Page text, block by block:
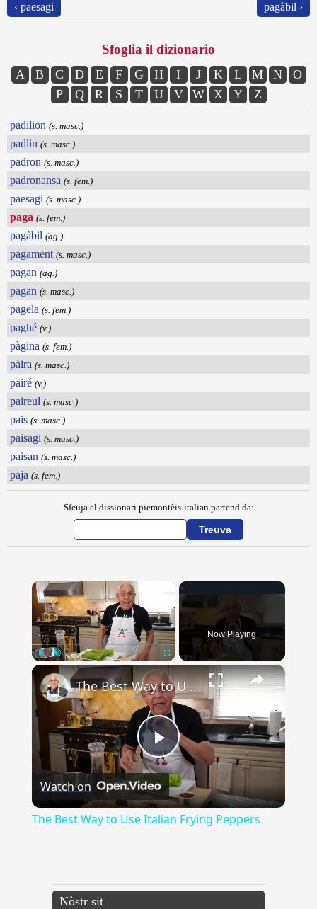
‹ paesagi pagàbil ›
Sfoglia il dizionario
A B C D E F G H I J K L M N
O
P
Q R S T U V W X Y Z
padilion (s. masc.)
padlin (s. masc.)
padron (s. masc.)
padronansa (s. fem.)
paesagi (s. masc.)
paga (s. fem.)
pagàbil (ag.)
pagament (s. masc.)
pagan (ag.)
pagan (s. masc.)
pagela (s. fem.)
paghé (v.)
pàgina (s. fem.)
pàira (s. masc.)
pairé (v.)
paireul (s. masc.)
pais (s. masc.)
paisagi (s. masc.)
paisan (s. masc.)
paja (s. fem.)
Sfeuja ël dissionari piemontèis-italian partend da:
Unmute
Now Playing
×
Play
Video
The Best Way to Use Italian Frying Peppers
Watch on
The Best Way to Use Italian Frying Peppers
Nòstr sit